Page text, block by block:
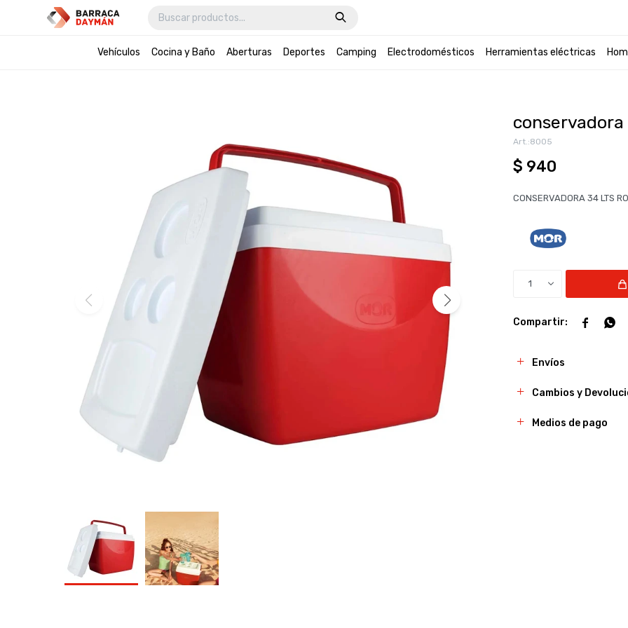
Vehículos Cocina y Baño Aberturas Deportes Camping Electrodomésticos Herramientas eléctricas
8005
$ 940
CONSERVADORA 34 LTS
1
 
Envíos
Cambios y
Medios de pago